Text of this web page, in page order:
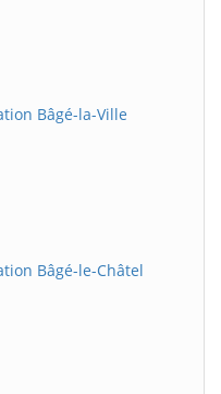
Bâgé-la-Ville
Bâgé-le-Châtel